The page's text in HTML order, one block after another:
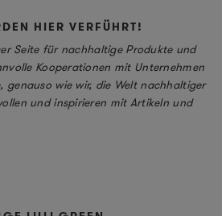
HIER VERFÜHRT!
Seite für nachhaltige Produkte und
Kooperationen mit Unternehmen
genauso wie wir, die Welt nachhaltiger
und inspirieren mit Artikeln und